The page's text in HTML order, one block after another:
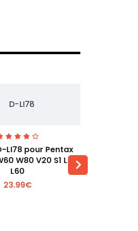
Voir plus +
LI78 pour Pentax
W80 V20 S1 L50
L60
23.99€